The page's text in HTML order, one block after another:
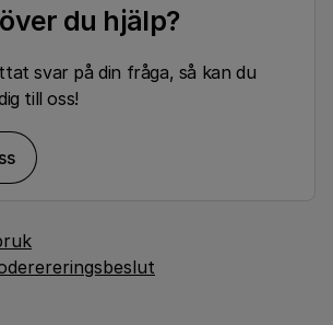
du hjälp?
svar på din fråga, så kan du
till oss!